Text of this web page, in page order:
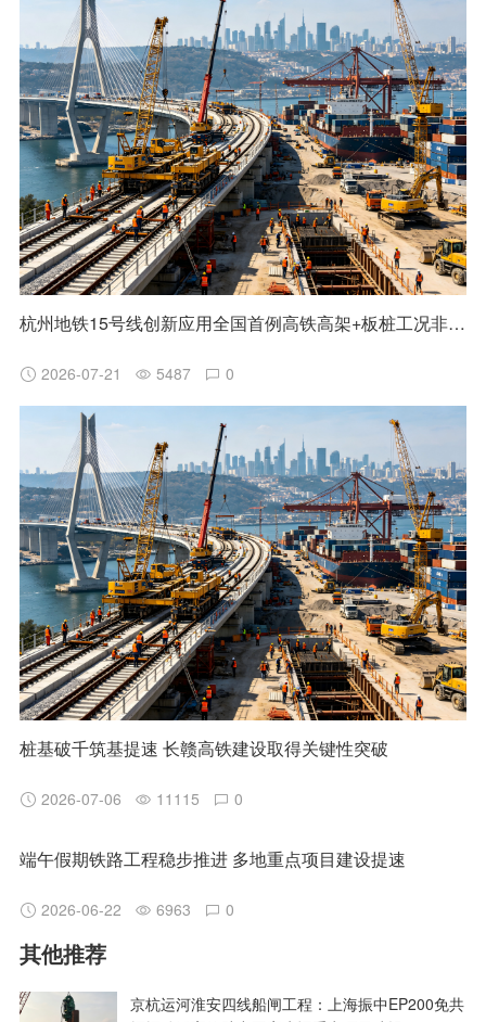
杭州地铁15号线创新应用全国首例高铁高架+板桩工况非清障磨桩技术
2026-07-21 5487 0
桩基破千筑基提速 长赣高铁建设取得关键性突破
2026-07-06 11115 0
端午假期铁路工程稳步推进 多地重点项目建设提速
2026-06-22 6963 0
其他推荐
京杭运河淮安四线船闸工程：上海振中EP200免共